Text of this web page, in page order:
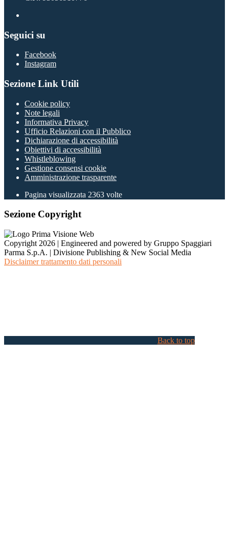
Seguici su
Facebook
Instagram
Sezione Link Utili
Cookie policy
Note legali
Informativa Privacy
Ufficio Relazioni con il Pubblico
Dichiarazione di accessibilità
Obiettivi di accessibilità
Whistleblowing
Gestione consensi cookie
Amministrazione trasparente
Pagina visualizzata 2363 volte
Sezione Copyright
Copyright 2026 | Engineered and powered by Gruppo Spaggiari
Parma S.p.A. | Divisione Publishing & New Social Media
Disclaimer trattamento dati personali
Back to top